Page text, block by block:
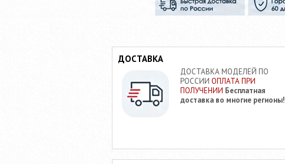
ДОСТАВКА
ДОСТАВКА МОДЕЛЕЙ ПО
РОССИИ ОПЛАТА ПРИ
ПОЛУЧЕНИИ Бесплатная
доставка во многие регионы!